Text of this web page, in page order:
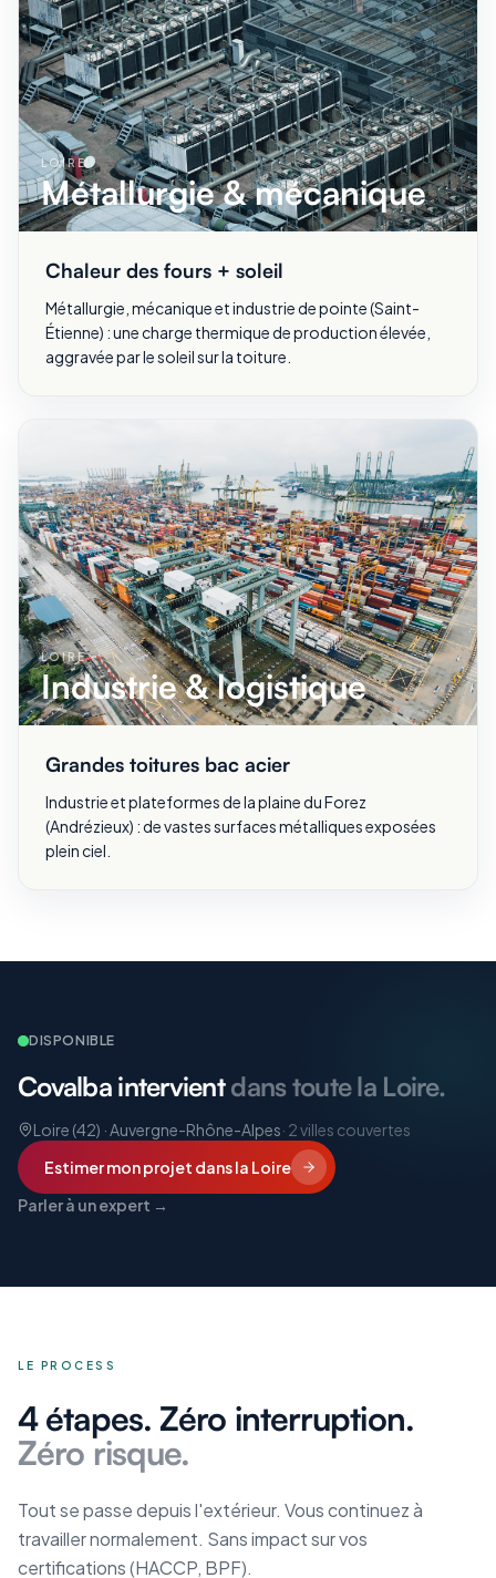
LOIRE
Métallurgie & mécanique
Chaleur des fours + soleil
Métallurgie, mécanique et industrie de pointe (Saint-
Étienne) : une charge thermique de production élevée,
aggravée par le soleil sur la toiture.
LOIRE
Industrie & logistique
Grandes toitures bac acier
Industrie et plateformes de la plaine du Forez
(Andrézieux) : de vastes surfaces métalliques exposées
plein ciel.
DISPONIBLE
Covalba intervientdans toute la Loire.
Loire (42) · Auvergne-Rhône-Alpes· 2villes couvertes
Estimer mon projet dans la Loire
Parler à un expert →
LE PROCESS
4 étapes. Zéro interruption.
Zéro risque.
Tout se passe depuis l'extérieur. Vous continuez à
travailler normalement. Sans impact sur vos
certifications (HACCP, BPF).